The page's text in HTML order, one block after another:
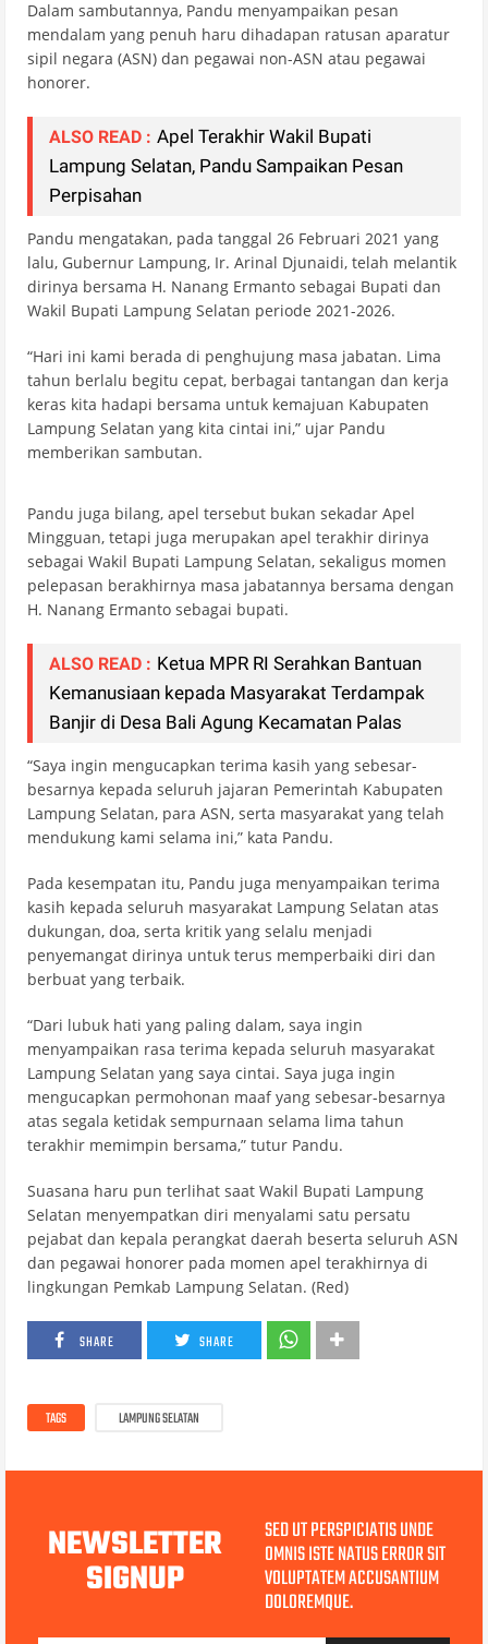
Dalam sambutannya, Pandu menyampaikan pesan
mendalam yang penuh haru dihadapan ratusan aparatur
sipil negara (ASN) dan pegawai non-ASN atau pegawai
honorer.
ALSO READ : Apel Terakhir Wakil Bupati
Lampung Selatan, Pandu Sampaikan Pesan
Perpisahan
Pandu mengatakan, pada tanggal 26 Februari 2021 yang
lalu, Gubernur Lampung, Ir. Arinal Djunaidi, telah melantik
dirinya bersama H. Nanang Ermanto sebagai Bupati dan
Wakil Bupati Lampung Selatan periode 2021-2026.
“Hari ini kami berada di penghujung masa jabatan. Lima
tahun berlalu begitu cepat, berbagai tantangan dan kerja
keras kita hadapi bersama untuk kemajuan Kabupaten
Lampung Selatan yang kita cintai ini,” ujar Pandu
memberikan sambutan.
Pandu juga bilang, apel tersebut bukan sekadar Apel
Mingguan, tetapi juga merupakan apel terakhir dirinya
sebagai Wakil Bupati Lampung Selatan, sekaligus momen
pelepasan berakhirnya masa jabatannya bersama dengan
H. Nanang Ermanto sebagai bupati.
ALSO READ : Ketua MPR RI Serahkan Bantuan
Kemanusiaan kepada Masyarakat Terdampak
Banjir di Desa Bali Agung Kecamatan Palas
“Saya ingin mengucapkan terima kasih yang sebesar-
besarnya kepada seluruh jajaran Pemerintah Kabupaten
Lampung Selatan, para ASN, serta masyarakat yang telah
mendukung kami selama ini,” kata Pandu.
Pada kesempatan itu, Pandu juga menyampaikan terima
kasih kepada seluruh masyarakat Lampung Selatan atas
dukungan, doa, serta kritik yang selalu menjadi
penyemangat dirinya untuk terus memperbaiki diri dan
berbuat yang terbaik.
“Dari lubuk hati yang paling dalam, saya ingin
menyampaikan rasa terima kepada seluruh masyarakat
Lampung Selatan yang saya cintai. Saya juga ingin
mengucapkan permohonan maaf yang sebesar-besarnya
atas segala ketidak sempurnaan selama lima tahun
terakhir memimpin bersama,” tutur Pandu.
Suasana haru pun terlihat saat Wakil Bupati Lampung
Selatan menyempatkan diri menyalami satu persatu
pejabat dan kepala perangkat daerah beserta seluruh ASN
dan pegawai honorer pada momen apel terakhirnya di
lingkungan Pemkab Lampung Selatan. (Red)
SHARE SHARE
TAGS LAMPUNG SELATAN
NEWSLETTER
SIGNUP
SED UT PERSPICIATIS UNDE
OMNIS ISTE NATUS ERROR SIT
VOLUPTATEM ACCUSANTIUM
DOLOREMQUE.